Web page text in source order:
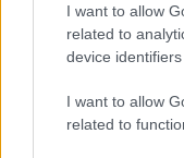
I want to allow
related to
device identifiers
I want to allow
related to
Τζέφρι Μονκαντά:
ο Βαγγέλης Μαρινάκης
ΣΕΦ: